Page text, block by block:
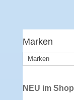
Marken
NEU im Shop